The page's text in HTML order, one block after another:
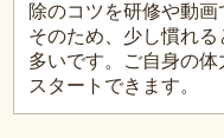
除のコツを研修や動画
そのため、少し慣れ
多いです。ご自身の体
スタートできます。